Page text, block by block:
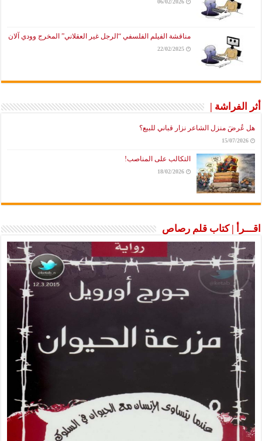
06/02/2026
مناقشة الفيلم الفلسفي “الرجل غير العقلاني” المخرج وودي آلان
22/02/2025
أثر الفراشة |
هل عُرضَ منزل الشاعر نزار قباني للبيع؟
15/07/2026
التكالب على المناصب!
18/02/2026
اقـــرأ | كتاب قلم رصاص